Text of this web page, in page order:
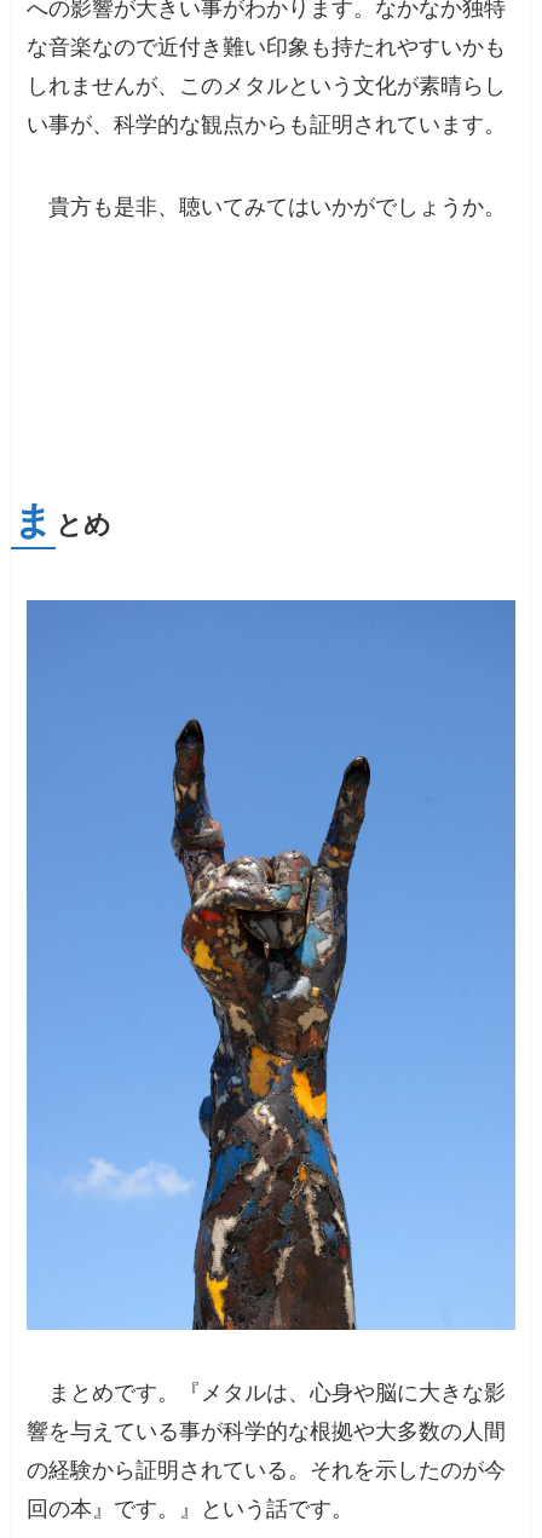
への影響が大きい事がわかります。なかなか独特
な音楽なので近付き難い印象も持たれやすいかも
しれませんが、このメタルという文化が素晴らし
い事が、科学的な観点からも証明されています。
貴方も是非、聴いてみてはいかがでしょうか。
ま とめ
まとめです。『メタルは、心身や脳に大きな影
響を与えている事が科学的な根拠や大多数の人間
の経験から証明されている。それを示したのが今
回の本』です。』という話です。